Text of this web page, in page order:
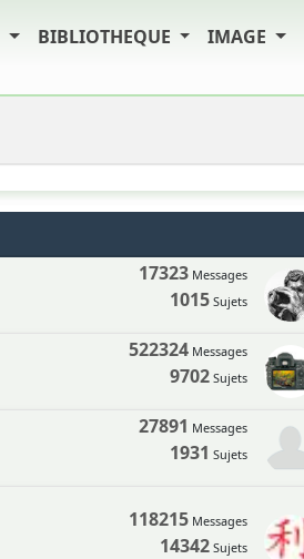
BIBLIOTHEQUE IMAGE
17323 Messages
1015 Sujets
522324 Messages
9702 Sujets
27891 Messages
1931 Sujets
118215 Messages
14342 Sujets